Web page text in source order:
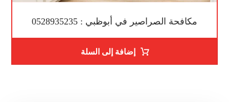
مكافحة الصراصير في أبوظبي : 0528935235
إضافة إلى السلة